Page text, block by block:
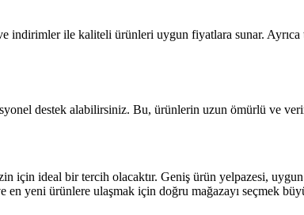
ile kaliteli ürünleri uygun fiyatlara sunar. Ayrıca
destek alabilirsiniz. Bu, ürünlerin uzun ömürlü ve
için ideal bir tercih olacaktır. Geniş ürün yelpazesi,
yeni ürünlere ulaşmak için doğru mağazayı seçmek